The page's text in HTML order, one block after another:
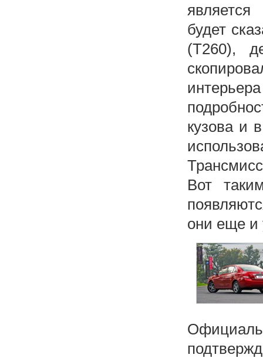
является
будет
(T260),
кузова и
Вот
они еще и